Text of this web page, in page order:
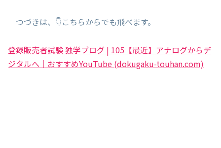
つづきは、👇こちらからでも飛べます。
登録販売者試験 独学ブログ | 105【最近】アナログからデ
ジタルへ｜おすすめYouTube (dokugaku-touhan.com)